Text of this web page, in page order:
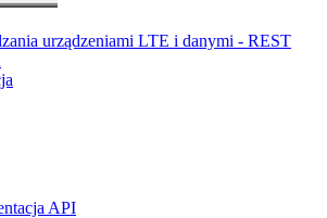
urządzeniami LTE i danymi - REST
API